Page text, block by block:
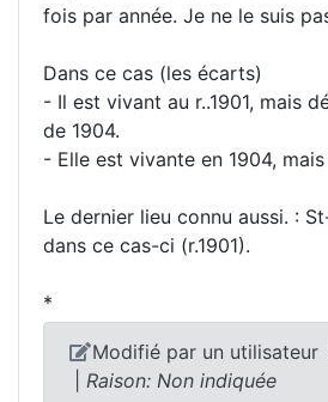
fois par année. Je ne le suis
Dans ce cas (les écarts)
- Il est vivant au r..1901, mais
de 1904.
- Elle est vivante en 1904, mais
Le dernier lieu connu aussi. :
dans ce cas-ci (r.1901).
*
Modifié par un utilisateur
Raison: Non indiquée